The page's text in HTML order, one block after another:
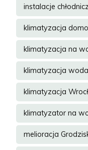
instalacje
klimatyzacja
klimatyzacja na
klimatyzacja
klimatyzacja
klimatyzator na
melioracja